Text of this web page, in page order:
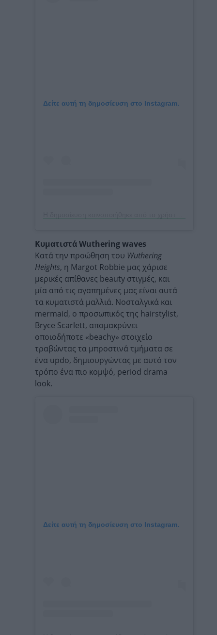
Δείτε αυτή τη δημοσίευση στο Instagram.
Κυματιστά Wuthering waves
Κατά την προώθηση του Wuthering
Heights, η Margot Robbie μας χάρισε
μερικές απίθανες beauty στιγμές, και
μία από τις αγαπημένες μας είναι αυτά
τα κυματιστά μαλλιά. Νοσταλγικά και
mermaid, ο προσωπικός της hairstylist,
Bryce Scarlett, απομακρύνει
οποιοδήποτε «beachy» στοιχείο
τραβώντας τα μπροστινά τμήματα σε
ένα updo, δημιουργώντας με αυτό τον
τρόπο ένα πιο κομψό, period drama
look.
Δείτε αυτή τη δημοσίευση στο Instagram.